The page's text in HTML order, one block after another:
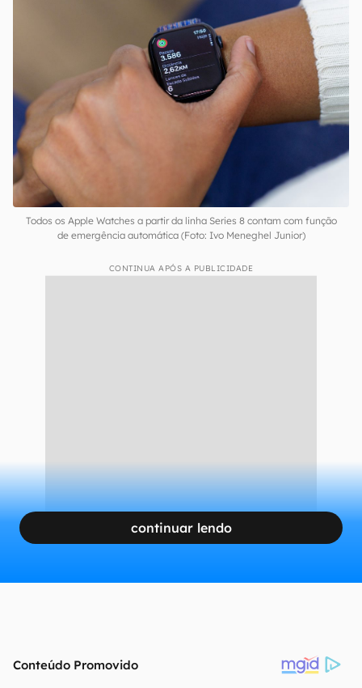
Todos os Apple Watches a partir da linha Series 8 contam com função
de emergência automática (Foto: Ivo Meneghel Junior)
CONTINUA APÓS A PUBLICIDADE
continuar lendo